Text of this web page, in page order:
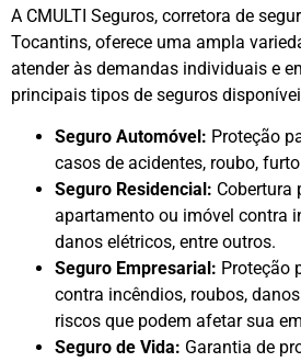
A CMULTI Seguros, corretora de
Tocantins, oferece uma ampla
atender às demandas individuais e
principais tipos de seguros
Seguro Automóvel: Proteção
casos de acidentes, roubo,
Seguro Residencial: Cobertura
apartamento ou imóvel contra
danos elétricos, entre outros.
Seguro Empresarial: Proteção
contra incêndios, roubos,
riscos que podem afetar sua
Seguro de Vida: Garantia de